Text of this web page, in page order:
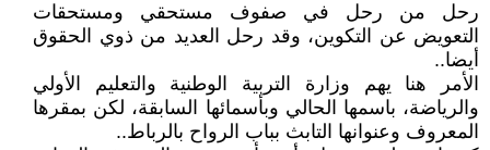
رحل من رحل في صفوف مستحقي ومستحقات
التعويض عن التكوين، وقد رحل العديد من ذوي الحقوق
أيضا..
الأمر هنا يهم وزارة التربية الوطنية والتعليم الأولي
والرياضة، باسمها الحالي وبأسمائها السابقة، لكن بمقرها
المعروف وعنوانها التابث بباب الرواح بالرباط..